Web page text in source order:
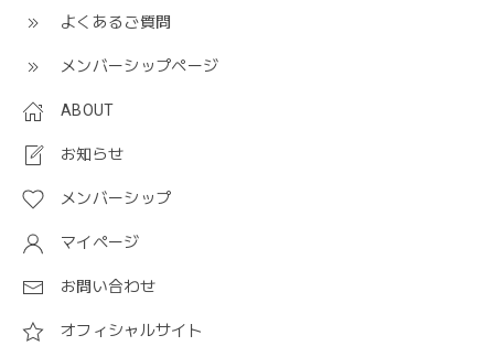
よくあるご質問
メンバーシップページ
ABOUT
お知らせ
メンバーシップ
マイページ
お問い合わせ
オフィシャルサイト